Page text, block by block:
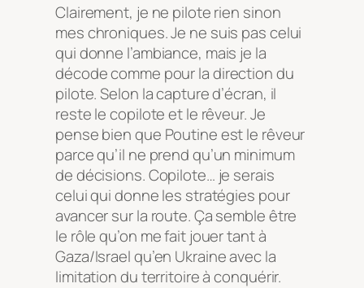
Clairement, je ne pilote rien sinon
mes chroniques. Je ne suis pas celui
qui donne l’ambiance, mais je la
décode comme pour la direction du
pilote. Selon la capture d’écran, il
reste le copilote et le rêveur. Je
pense bien que Poutine est le rêveur
parce qu’il ne prend qu’un minimum
de décisions. Copilote… je serais
celui qui donne les stratégies pour
avancer sur la route. Ça semble être
le rôle qu’on me fait jouer tant à
Gaza/Israel qu’en Ukraine avec la
limitation du territoire à conquérir.